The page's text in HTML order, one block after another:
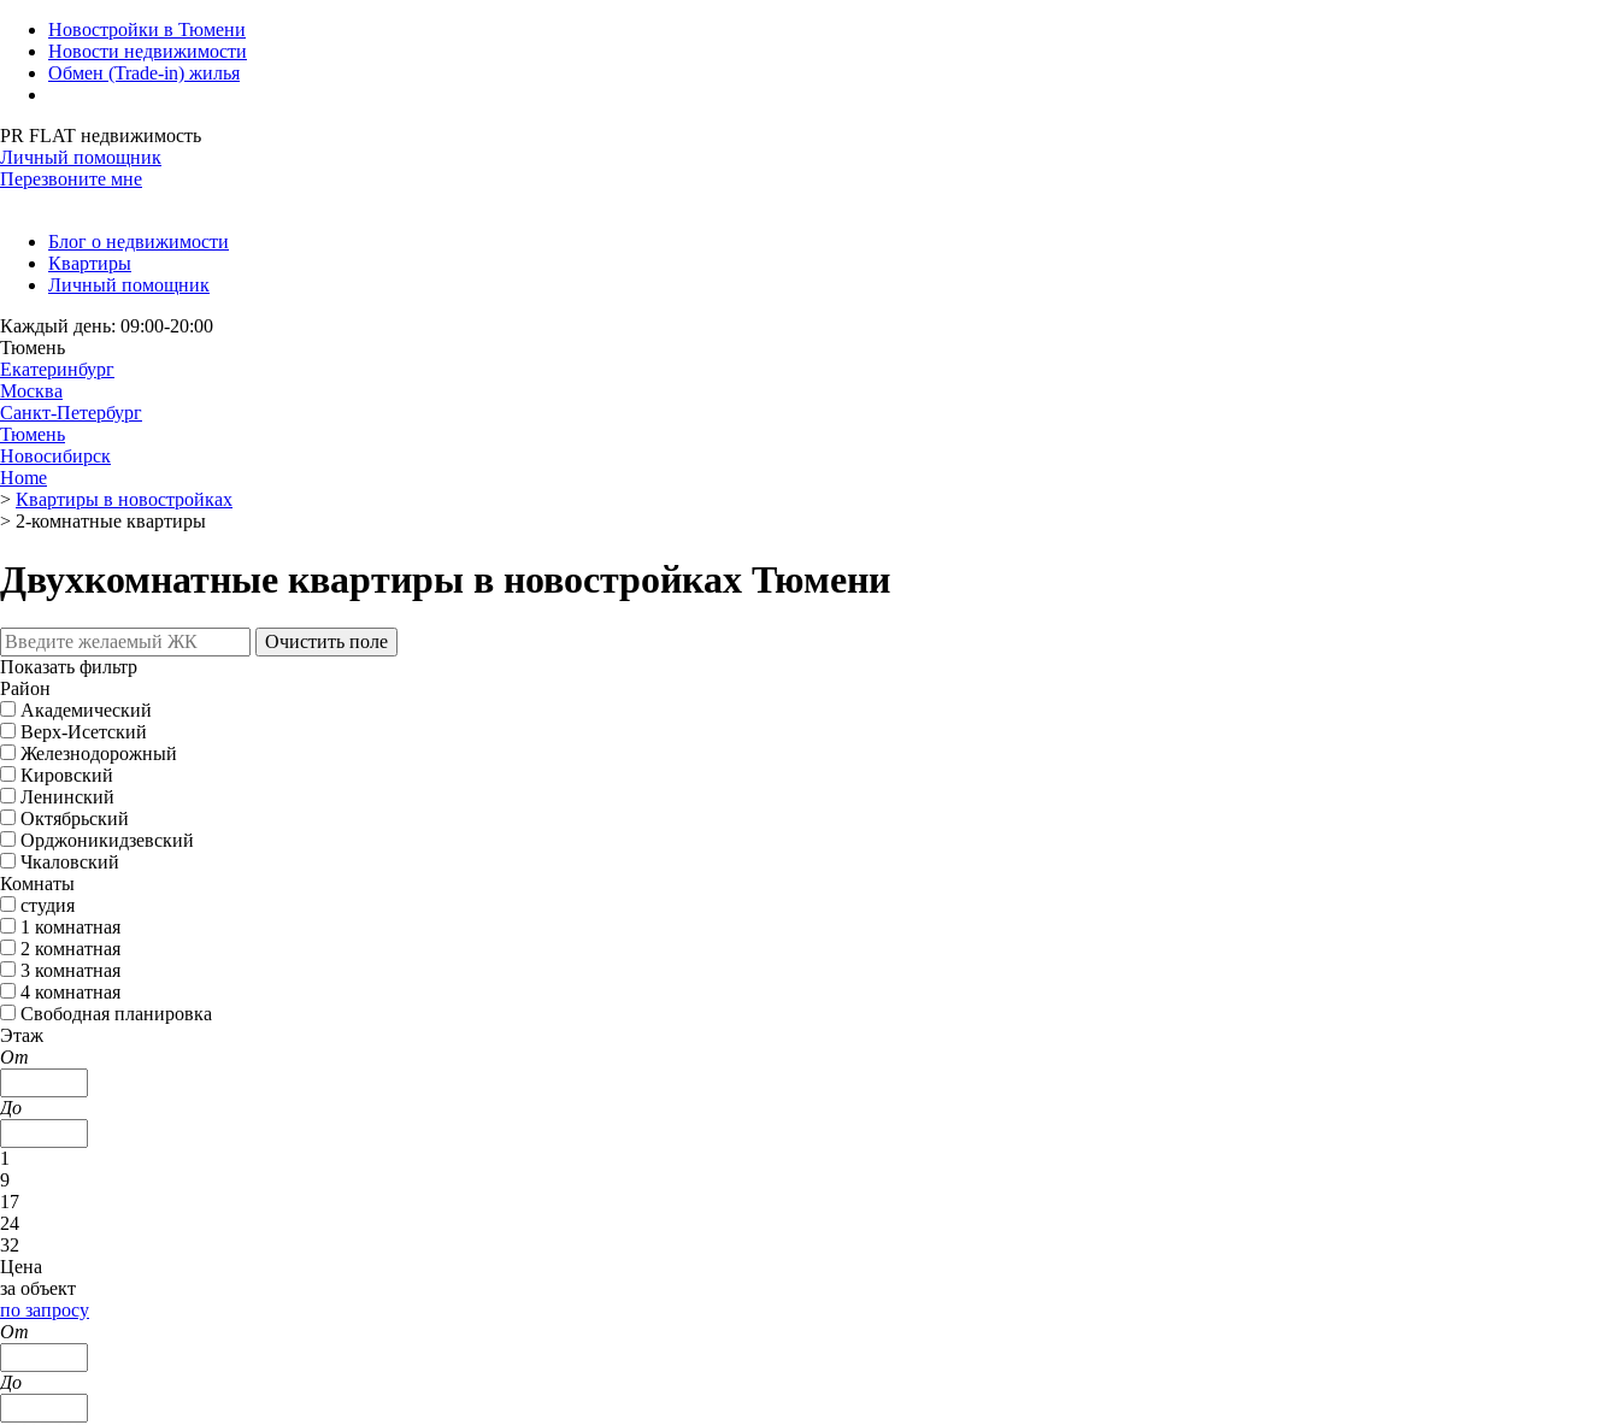
Новостройки в Тюмени
Новости недвижимости
Обмен (Trade-in) жилья
PR FLAT недвижимость
Личный помощник
Перезвоните мне
Блог о недвижимости
Квартиры
Личный помощник
Каждый день: 09:00-20:00
Тюмень
Екатеринбург
Москва
Санкт-Петербург
Тюмень
Новосибирск
Home
> Квартиры в новостройках
> 2-комнатные квартиры
Двухкомнатные квартиры в новостройках Тюмени
Очистить поле
Показать фильтр
Район
Академический
Верх-Исетский
Железнодорожный
Кировский
Ленинский
Октябрьский
Орджоникидзевский
Чкаловский
Комнаты
студия
1 комнатная
2 комнатная
3 комнатная
4 комнатная
Свободная планировка
Этаж
От
До
1
9
17
24
32
Цена
за объект
по запросу
От
До